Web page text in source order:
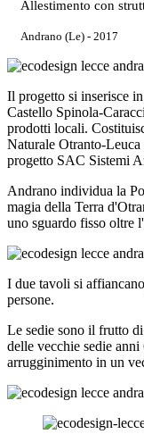
Allestimento con
Andrano (Le) - 2017
Il progetto si inserisce
Castello Spinola-
prodotti locali.
Naturale Otranto-
progetto SAC Sistemi
Andrano individua la
magia della Terra
uno sguardo fisso oltre
I due tavoli si
persone.
Le sedie sono il frutto
delle vecchie sedie
arrugginimento in un